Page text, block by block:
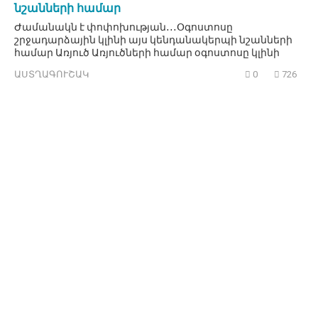
նշանների համար
Ժամանակն է փոփոխության․․․Օգոստոսը
շրջադարձային կլինի այս կենդանակերպի նշանների
համար Առյուծ Առյուծների համար օգոստոսը կլինի
ԱՍՏՂԱԳՈՒՇԱԿ 0 726